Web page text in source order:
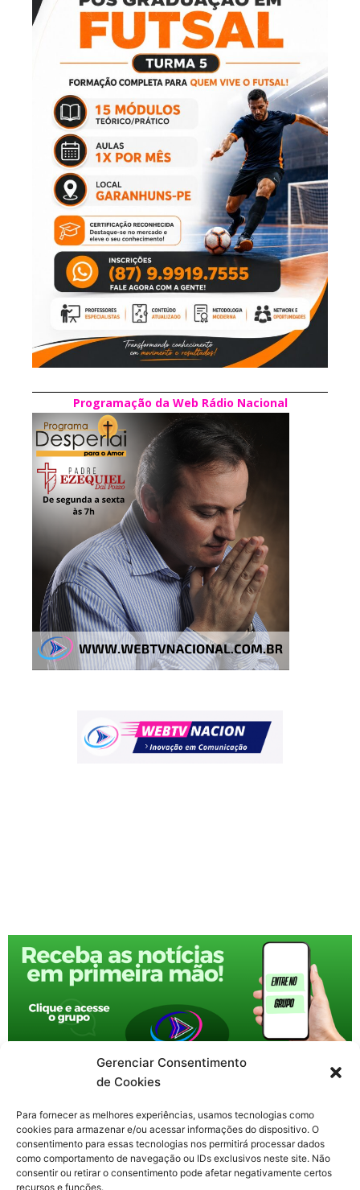
Gerenciar Consentimento
de Cookies
Para fornecer as melhores experiências, usamos tecnologias como
cookies para armazenar e/ou acessar informações do dispositivo. O
consentimento para essas tecnologias nos permitirá processar dados
como comportamento de navegação ou IDs exclusivos neste site. Não
consentir ou retirar o consentimento pode afetar negativamente certos
recursos e funções.
Programação da Web Rádio Nacional